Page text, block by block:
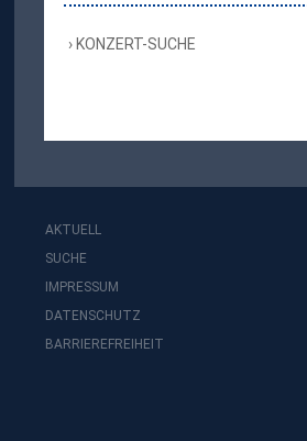
KONZERT-SUCHE
AKTUELL
SUCHE
IMPRESSUM
DATENSCHUTZ
BARRIEREFREIHEIT